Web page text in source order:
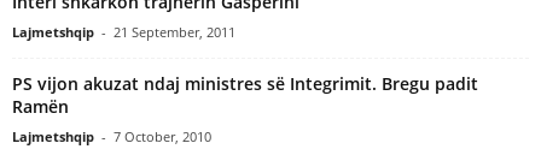
Lajmetshqip - 21 September, 2011
PS vijon akuzat ndaj ministres së Integrimit. Bregu padit
Ramën
Lajmetshqip - 7 October, 2010